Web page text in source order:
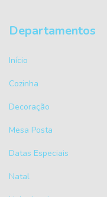
Departamentos
Início
Cozinha
Decoração
Mesa Posta
Datas Especiais
Natal